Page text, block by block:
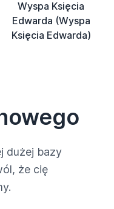
Wyspa Księcia
Edwarda (Wyspa
Księcia Edwarda)
dużej bazy
że cię